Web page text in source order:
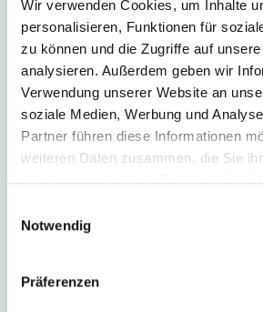
Wir verwenden Cookies, um Inhalte
personalisieren, Funktionen für
zu können und die Zugriffe auf
analysieren. Außerdem geben wir
Verwendung unserer Website an
soziale Medien, Werbung und
Partner führen diese Informationen
weiteren Daten zusammen, die Sie
haben oder die sie im Rahmen Ihrer
Notwendig
Präferenzen
Matthias Heißner,
Aus der Erfahrung von über 12.000
braucht und der Mieter den Vermieter.